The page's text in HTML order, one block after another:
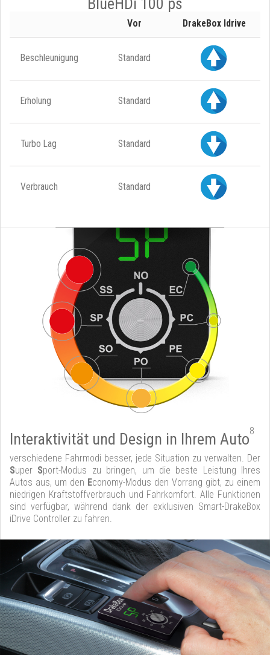
Vor DrakeBox Idrive
Beschleunigung Standard
Erholung Standard
Turbo Lag Standard
Verbrauch Standard
Interaktivität und Design in Ihrem Auto8
verschiedene Fahrmodi besser, jede Situation zu verwalten. Der
Super Sport-Modus zu bringen, um die beste Leistung Ihres
Autos aus, um den Economy-Modus den Vorrang gibt, zu einem
niedrigen Kraftstoffverbrauch und Fahrkomfort. Alle Funktionen
sind verfügbar, während dank der exklusiven Smart-DrakeBox
iDrive Controller zu fahren.